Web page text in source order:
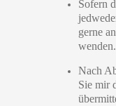
Sofern
gerne
wenden.
Nach
Sie mir